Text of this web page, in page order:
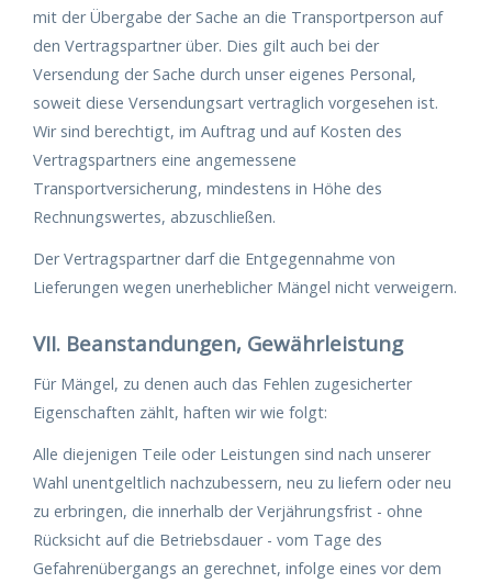
mit der Übergabe der Sache an die Transportperson auf
den Vertragspartner über. Dies gilt auch bei der
Versendung der Sache durch unser eigenes Personal,
soweit diese Versendungsart vertraglich vorgesehen ist.
Wir sind berechtigt, im Auftrag und auf Kosten des
Vertragspartners eine angemessene
Transportversicherung, mindestens in Höhe des
Rechnungswertes, abzuschließen.
Der Vertragspartner darf die Entgegennahme von
Lieferungen wegen unerheblicher Mängel nicht verweigern.
VII. Beanstandungen, Gewährleistung
Für Mängel, zu denen auch das Fehlen zugesicherter
Eigenschaften zählt, haften wir wie folgt:
Alle diejenigen Teile oder Leistungen sind nach unserer
Wahl unentgeltlich nachzubessern, neu zu liefern oder neu
zu erbringen, die innerhalb der Verjährungsfrist - ohne
Rücksicht auf die Betriebsdauer - vom Tage des
Gefahrenübergangs an gerechnet, infolge eines vor dem